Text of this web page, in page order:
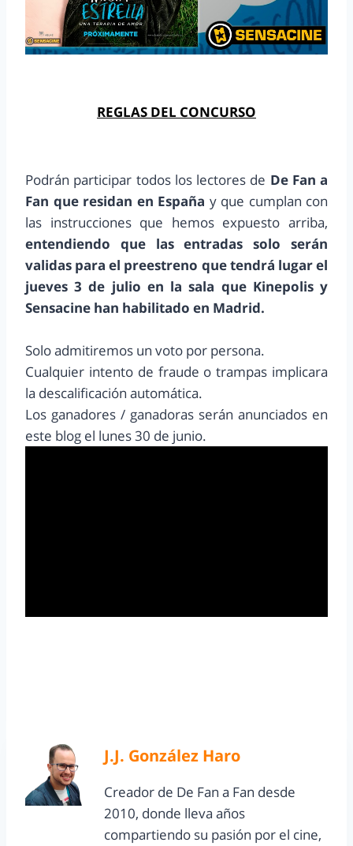
REGLAS DEL CONCURSO
Podrán participar todos los lectores de De Fan a
Fan que residan en España y que cumplan con
las instrucciones que hemos expuesto arriba,
entendiendo que las entradas solo serán
validas para el preestreno que tendrá lugar el
jueves 3 de julio en la sala que Kinepolis y
Sensacine han habilitado en Madrid.
Solo admitiremos un voto por persona.
Cualquier intento de fraude o trampas implicara
la descalificación automática.
Los ganadores / ganadoras serán anunciados en
este blog el lunes 30 de junio.
J.J. González Haro
Creador de De Fan a Fan desde
2010, donde lleva años
compartiendo su pasión por el cine,